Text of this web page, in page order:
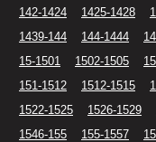
142-1424
1425-1428
1439-144
144-1444
15-1501
1502-1505
151-1512
1512-1515
1522-1525
1526-1529
1546-155
155-1557